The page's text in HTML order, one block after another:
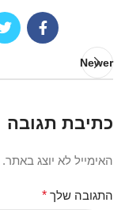
Newer
כתיבת תגובה
האימייל לא יוצג באתר.
התגובה שלך *